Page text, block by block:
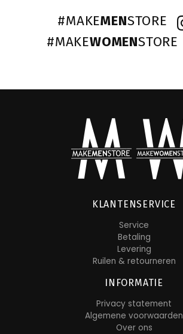
#MAKEMENSTORE
#MAKEWOMENSTORE
KLANTENSERVICE
Service
Betaling
Levering
Ruilen & retourneren
INFORMATIE
Privacy statement
Algemene voorwaarden
Over ons